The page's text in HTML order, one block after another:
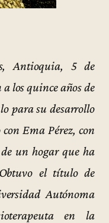
Antioquia, 5 de
los quince años de
para su desarrollo
Ema Pérez, con
un hogar que ha
el título de
Autónoma
en la